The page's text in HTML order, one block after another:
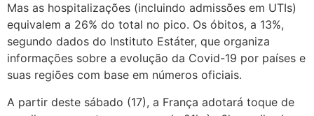
Mas as hospitalizações (incluindo admissões em UTIs)
equivalem a 26% do total no pico. Os óbitos, a 13%,
segundo dados do Instituto Estáter, que organiza
informações sobre a evolução da Covid-19 por países e
suas regiões com base em números oficiais.
A partir deste sábado (17), a França adotará toque de